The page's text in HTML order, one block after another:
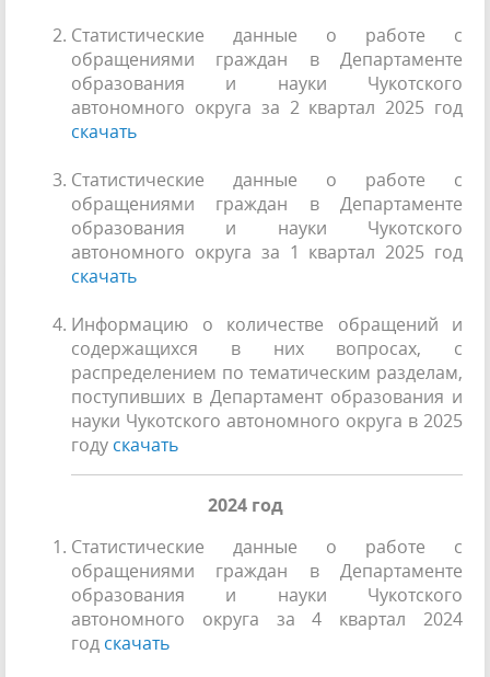
Статистические данные о работе с
обращениями граждан в Департаменте
образования и науки Чукотского
автономного округа за 2 квартал 2025 год
скачать
Статистические данные о работе с
обращениями граждан в Департаменте
образования и науки Чукотского
автономного округа за 1 квартал 2025 год
скачать
Информацию о количестве обращений и
содержащихся в них вопросах, с
распределением по тематическим разделам,
поступивших в Департамент образования и
науки Чукотского автономного округа в 2025
году скачать
2024 год
Статистические данные о работе с
обращениями граждан в Департаменте
образования и науки Чукотского
автономного округа за 4 квартал 2024
год скачать